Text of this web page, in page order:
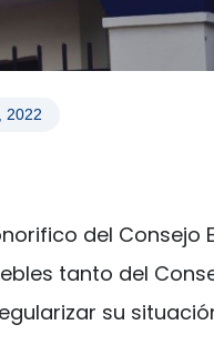
2022
del Consejo
tanto del
su